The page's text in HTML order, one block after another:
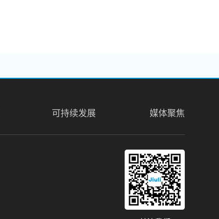
可持续发展 媒体聚焦
31. Floor, Messe Turm,
am Main, Germany